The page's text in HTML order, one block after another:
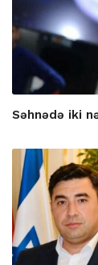
Səhnədə iki